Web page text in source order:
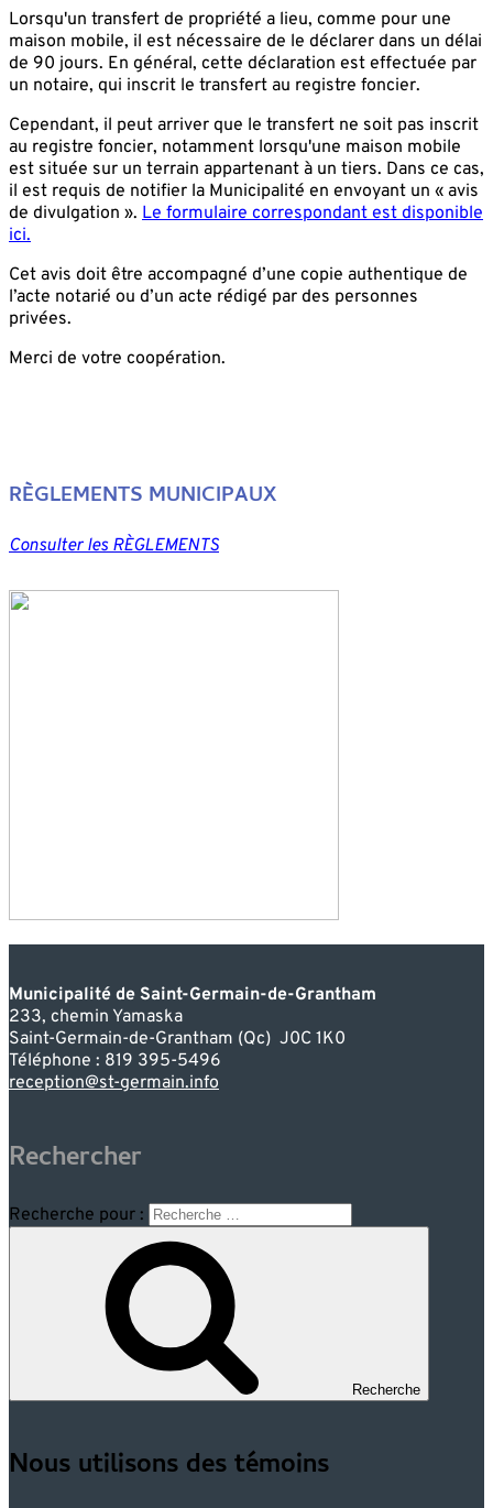
Lorsqu'un transfert de propriété a lieu, comme pour une
maison mobile, il est nécessaire de le déclarer dans un délai
de 90 jours. En général, cette déclaration est effectuée par
un notaire, qui inscrit le transfert au registre foncier.
Cependant, il peut arriver que le transfert ne soit pas inscrit
au registre foncier, notamment lorsqu'une maison mobile
est située sur un terrain appartenant à un tiers. Dans ce cas,
il est requis de notifier la Municipalité en envoyant un « avis
de divulgation ». Le formulaire correspondant est disponible
ici.
Cet avis doit être accompagné d’une copie authentique de
l’acte notarié ou d’un acte rédigé par des personnes
privées.
Merci de votre coopération.
RÈGLEMENTS MUNICIPAUX
Consulter les RÈGLEMENTS
Municipalité de Saint-Germain-de-Grantham
233, chemin Yamaska
Saint-Germain-de-Grantham (Qc) J0C 1K0
Téléphone : 819 395-5496
reception@st-germain.info
Rechercher
Recherche pour :
Recherche
Nous utilisons des témoins